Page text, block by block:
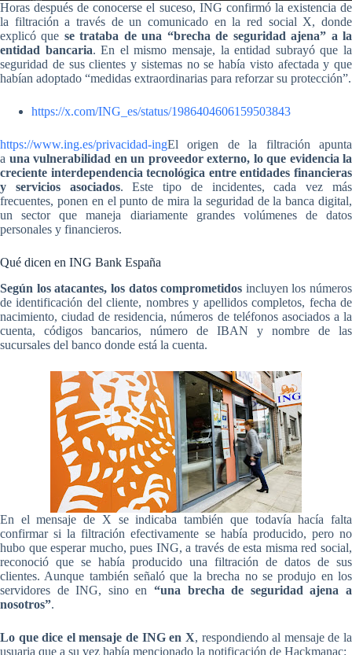
Horas después de conocerse el suceso, ING confirmó la existencia de
la filtración a través de un comunicado en la red social X, donde
explicó que se trataba de una “brecha de seguridad ajena” a la
entidad bancaria. En el mismo mensaje, la entidad subrayó que la
seguridad de sus clientes y sistemas no se había visto afectada y que
habían adoptado “medidas extraordinarias para reforzar su protección”.
https://x.com/ING_es/status/1986404606159503843
https://www.ing.es/privacidad-ingEl origen de la filtración apunta
a una vulnerabilidad en un proveedor externo, lo que evidencia la
creciente interdependencia tecnológica entre entidades financieras
y servicios asociados. Este tipo de incidentes, cada vez más
frecuentes, ponen en el punto de mira la seguridad de la banca digital,
un sector que maneja diariamente grandes volúmenes de datos
personales y financieros.
Qué dicen en ING Bank España
Según los atacantes, los datos comprometidos incluyen los números
de identificación del cliente, nombres y apellidos completos, fecha de
nacimiento, ciudad de residencia, números de teléfonos asociados a la
cuenta, códigos bancarios, número de IBAN y nombre de las
sucursales del banco donde está la cuenta.
En el mensaje de X se indicaba también que todavía hacía falta
confirmar si la filtración efectivamente se había producido, pero no
hubo que esperar mucho, pues ING, a través de esta misma red social,
reconoció que se había producido una filtración de datos de sus
clientes. Aunque también señaló que la brecha no se produjo en los
servidores de ING, sino en “una brecha de seguridad ajena a
nosotros”.
Lo que dice el mensaje de ING en X, respondiendo al mensaje de la
usuaria que a su vez había mencionado la notificación de Hackmanac: